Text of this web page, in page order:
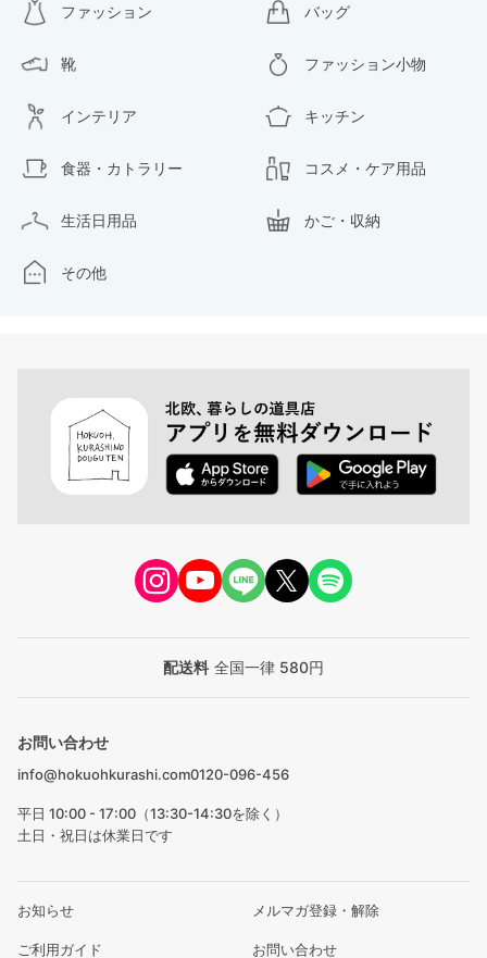
ファッション バッグ
靴 ファッション小物
インテリア キッチン
食器・カトラリー コスメ・ケア用品
生活日用品 かご・収納
その他
配送料 全国一律 580円
お問い合わせ
info@hokuohkurashi.com0120-096-456
平日 10:00 - 17:00（13:30-14:30を除く）
土日・祝日は休業日です
お知らせ メルマガ登録・解除
ご利用ガイド お問い合わせ